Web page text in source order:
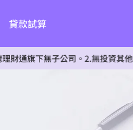
貸款試算
無子公司。2.無投資其他相同